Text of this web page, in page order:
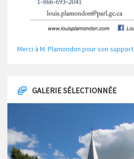
Merci à M. Plamondon pour son support
GALERIE SÉLECTIONNÉE